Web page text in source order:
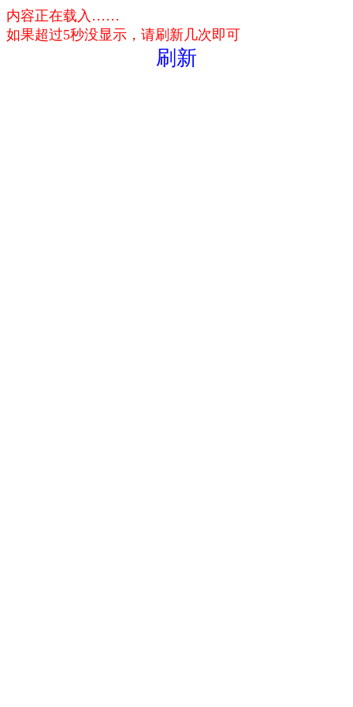
内容正在载入……
如果超过5秒没显示，请刷新几次即可
刷新